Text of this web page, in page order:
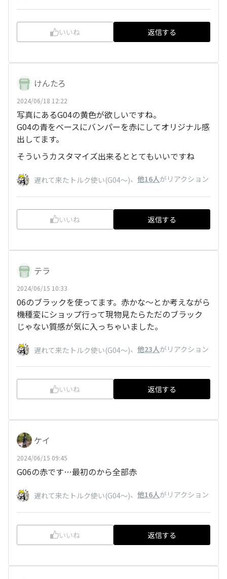
いいね 返信する
けんたろ
2024/06/18 12:22
写真にあるG04の黄色が欲しいですね。
G04の青をベースにバンパーを赤にしてオリジナル感
出してます。
そういうカスタマイズ出来るととてもいいですね
遅れて来たトルク使い(G04〜)、 他16人がリアクション
いいね 返信する
テラ
2024/06/15 10:33
06のブラックを使ってます。赤かな～とか考えながら
機種変にショップ行って現物見たらただのブラック
じゃない質感が気に入っちゃいました。
遅れて来たトルク使い(G04〜)、 他23人がリアクション
いいね 返信する
ケイ
2024/06/15 09:45
G06の赤です…最初のから全部赤
遅れて来たトルク使い(G04〜)、 他16人がリアクション
いいね 返信する